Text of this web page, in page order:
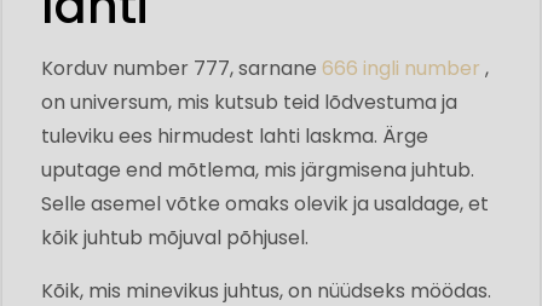
Korduv number 777, sarnane 666 ingli number ,
on universum, mis kutsub teid lõdvestuma ja
tuleviku ees hirmudest lahti laskma. Ärge
uputage end mõtlema, mis järgmisena juhtub.
Selle asemel võtke omaks olevik ja usaldage, et
kõik juhtub mõjuval põhjusel.
Kõik, mis minevikus juhtus, on nüüdseks möödas.